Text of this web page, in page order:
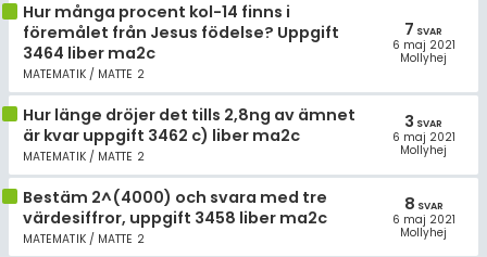
Hur många procent kol-14 finns i
föremålet från Jesus födelse? Uppgift
3464 liber ma2c
MATEMATIK / MATTE 2
7 SVAR
6 maj 2021
Mollyhej
Hur länge dröjer det tills 2,8ng av ämnet
är kvar uppgift 3462 c) liber ma2c
MATEMATIK / MATTE 2
3 SVAR
6 maj 2021
Mollyhej
Bestäm 2^(4000) och svara med tre
värdesiffror, uppgift 3458 liber ma2c
MATEMATIK / MATTE 2
8 SVAR
6 maj 2021
Mollyhej